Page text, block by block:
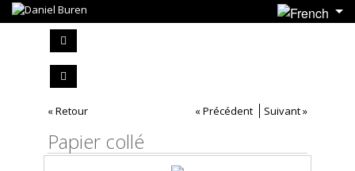
« Retour « Précédent Suivant »
Papier collé